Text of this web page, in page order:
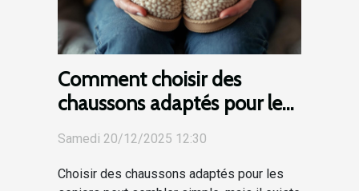
Comment choisir des
chaussons adaptés pour les
seniors ?
Samedi 20/12/2025 12:30
Choisir des chaussons adaptés pour les